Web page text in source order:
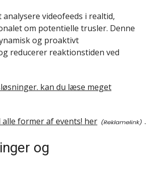
videofeeds i realtid,
om potentielle trusler. Denne
og proaktivt
reducerer reaktionstiden ved
kan du læse meget
former af events! her .
og